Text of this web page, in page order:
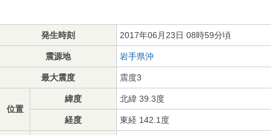
発生時刻 2017年06月23日 08時59分頃
震源地 岩手県沖
最大震度 震度3
位置
緯度 北緯 39.3度
経度 東経 142.1度